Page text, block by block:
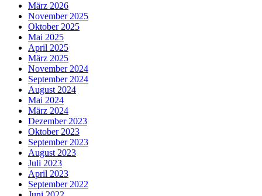
März 2026
November 2025
Oktober 2025
Mai 2025
April 2025
März 2025
November 2024
September 2024
August 2024
Mai 2024
März 2024
Dezember 2023
Oktober 2023
September 2023
August 2023
Juli 2023
April 2023
September 2022